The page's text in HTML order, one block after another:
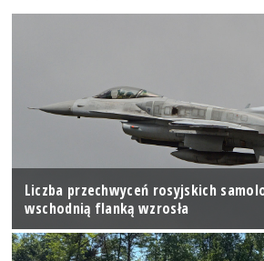
Liczba przechwyceń rosyjskich
wschodnią flanką wzrosła